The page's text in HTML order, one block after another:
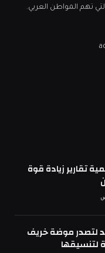
تهم المواطن العربي.
تقارير زيادة قوة
لتصدر موضة خريف